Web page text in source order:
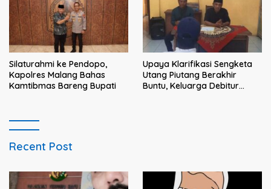
Silaturahmi ke Pendopo,
Kapolres Malang Bahas
Kamtibmas Bareng Bupati
Upaya Klarifikasi Sengketa
Utang Piutang Berakhir
Buntu, Keluarga Debitur
Recent Post